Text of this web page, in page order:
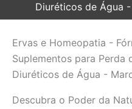
Diuréticos de Água
Ervas e Homeopatia -
Suplementos para Perda
Diuréticos de Água -
Descubra o Poder da